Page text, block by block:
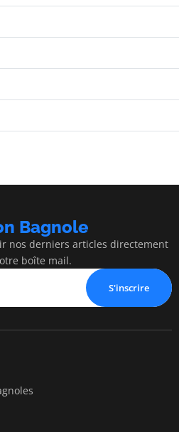
Bagnole
nos derniers articles directement
boîte mail.
S'inscrire